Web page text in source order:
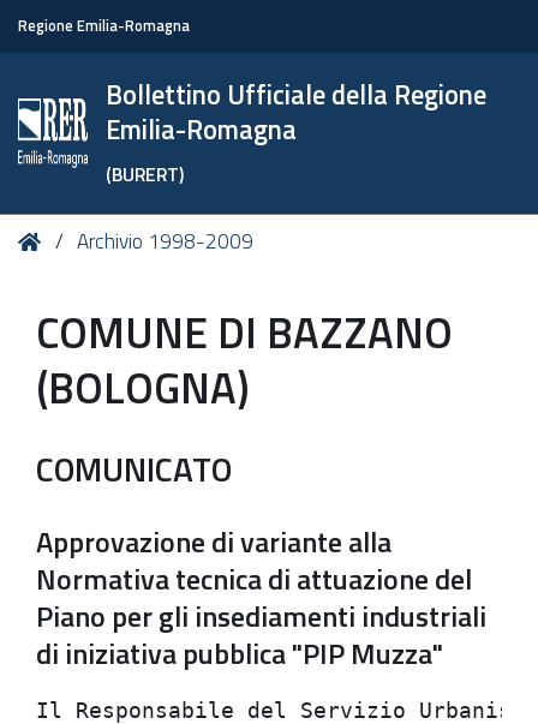
Regione Emilia-Romagna
Bollettino Ufficiale della Regione
Emilia-Romagna
(BURERT)
Tu HomeArchivio 1998-2009
COMUNE DI BAZZANO
(BOLOGNA)
COMUNICATO
Approvazione di variante alla
Normativa tecnica di attuazione del
Piano per gli insediamenti industriali
di iniziativa pubblica "PIP Muzza"
Il Responsabile del